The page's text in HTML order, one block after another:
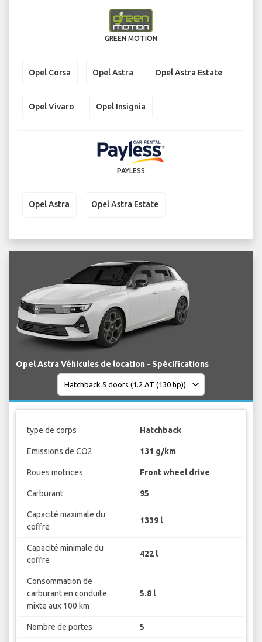
GREEN MOTION
Opel Corsa Opel Astra Opel Astra Estate
Opel Vivaro Opel Insignia
PAYLESS
Opel Astra Opel Astra Estate
Opel Astra Véhicules de location - Spécifications
type de corps Hatchback
Emissions de CO2 131 g/km
Roues motrices Front wheel drive
Carburant 95
Capacité maximale du
coffre
1339 l
Capacité minimale du
coffre
422 l
Consommation de
carburant en conduite
mixte aux 100 km
5.8 l
Nombre de portes 5